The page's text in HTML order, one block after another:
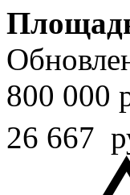
800 000
26 667